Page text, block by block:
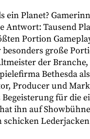
ein Planet?
Antwort: Tausend
Portion
große
der Branche,
Bethesda
Producer und
für die
ihn auf
schicken